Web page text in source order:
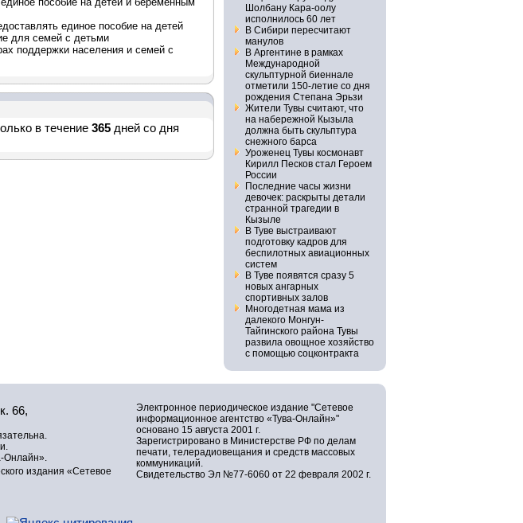
единое пособие на детей
для семей с детьми
поддержки населения и семей с
в течение 365 дней со дня
Шолбану Кара-оолу
исполнилось 60 лет
В Сибири пересчитают
манулов
В Аргентине в рамках
Международной
скульптурной биеннале
отметили 150-летие со дня
рождения Степана Эрьзи
Жители Тувы считают, что
на набережной Кызыла
должна быть скульптура
снежного барса
Уроженец Тувы космонавт
Кирилл Песков стал Героем
России
Последние часы жизни
девочек: раскрыты детали
странной трагедии в
Кызыле
В Туве выстраивают
подготовку кадров для
беспилотных авиационных
систем
В Туве появятся сразу 5
новых ангарных
спортивных залов
Многодетная мама из
далекого Монгун-
Тайгинского района Тувы
развила овощное хозяйство
с помощью соцконтракта
66,
Онлайн».
издания «Сетевое
Электронное периодическое издание "Сетевое
информационное агентство «Тува-Онлайн»"
основано 15 августа 2001 г.
Зарегистрировано в Министерстве РФ по делам
печати, телерадиовещания и средств массовых
коммуникаций.
Свидетельство Эл №77-6060 от 22 февраля 2002 г.